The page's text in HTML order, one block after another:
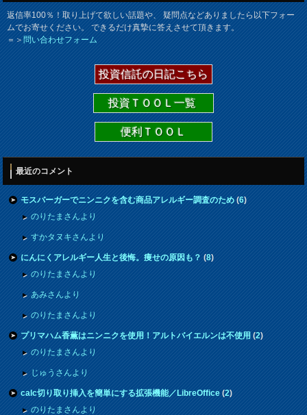
返信率100％！取り上げて欲しい話題や、 疑問点などありましたら以下フォー
ムでお寄せください。 できるだけ真摯に答えさせて頂きます。
＝＞問い合わせフォーム
投資信託の日記こちら
投資ＴＯＯＬ一覧
便利ＴＯＯＬ
最近のコメント
モスバーガーでニンニクを含む商品アレルギー調査のため(6)
のりたまさんより
すかタヌキさんより
にんにくアレルギー人生と後悔。痩せの原因も？(8)
のりたまさんより
あみさんより
のりたまさんより
プリマハム香薫はニンニクを使用！アルトバイエルンは不使用(2)
のりたまさんより
じゅうさんより
calc切り取り挿入を簡単にする拡張機能／LibreOffice(2)
のりたまさんより